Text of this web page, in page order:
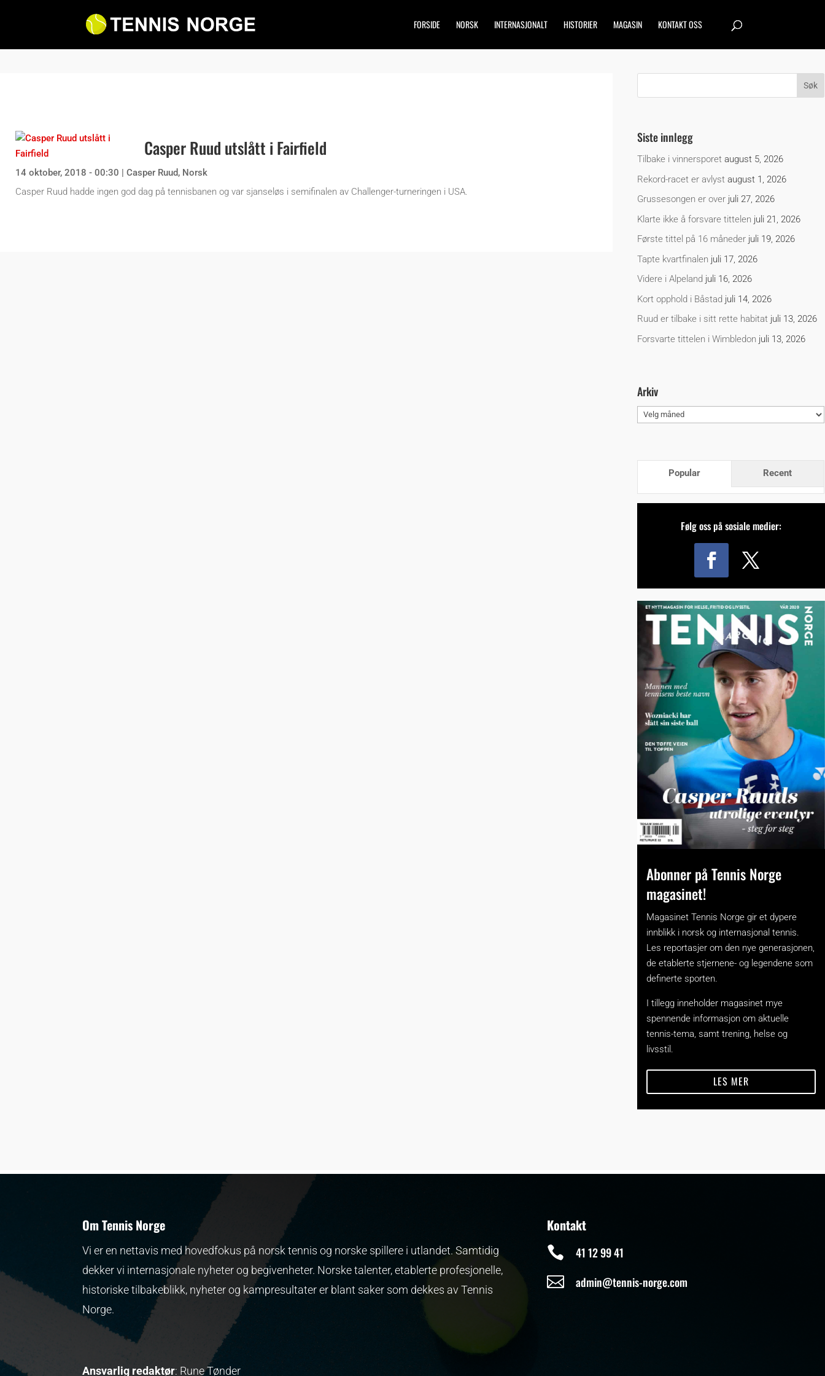
FORSIDE NORSK INTERNASJONALT HISTORIER MAGASIN KONTAKT OSS
Casper Ruud utslått i Fairfield
14 oktober, 2018 - 00:30 Casper Ruud, Norsk
Casper Ruud hadde ingen god dag på tennisbanen og var sjanseløs i semifinalen av Challenger-turneringen i USA.
Siste innlegg
Tilbake i vinnersporet august 5, 2026
Rekord-racet er avlyst august 1, 2026
Grussesongen er over juli 27, 2026
Klarte ikke å forsvare tittelen juli 21, 2026
Første tittel på 16 måneder juli 19, 2026
Tapte kvartfinalen juli 17, 2026
Videre i Alpeland juli 16, 2026
Kort opphold i Båstad juli 14, 2026
Ruud er tilbake i sitt rette habitat juli 13, 2026
Forsvarte tittelen i Wimbledon juli 13, 2026
Arkiv
Arkiv
Popular Recent
Følg oss på sosiale medier:
Abonner på Tennis Norge
magasinet!
Magasinet Tennis Norge gir et dypere
innblikk i norsk og internasjonal tennis.
Les reportasjer om den nye generasjonen,
de etablerte stjernene- og legendene som
definerte sporten.
I tillegg inneholder magasinet mye
spennende informasjon om aktuelle
tennis-tema, samt trening, helse og
livsstil.
LES MER
Om Tennis Norge
Vi er en nettavis med hovedfokus på norsk tennis og norske spillere i utlandet. Samtidig
dekker vi internasjonale nyheter og begivenheter. Norske talenter, etablerte profesjonelle,
historiske tilbakeblikk, nyheter og kampresultater er blant saker som dekkes av Tennis
Norge.
Ansvarlig redaktør: Rune Tønder
Kontakt
 41 12 99 41
 admin@tennis-norge.com